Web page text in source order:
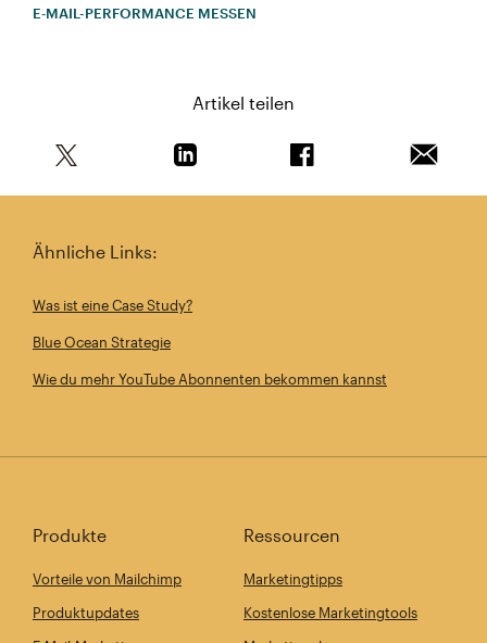
E‑MAIL-PERFORMANCE MESSEN
Artikel teilen
Ähnliche Links:
Was ist eine Case Study?
Blue Ocean Strategie
Wie du mehr YouTube Abonnenten bekommen kannst
Produkte
Vorteile von Mailchimp
Produktupdates
Ressourcen
Marketingtipps
Kostenlose Marketingtools